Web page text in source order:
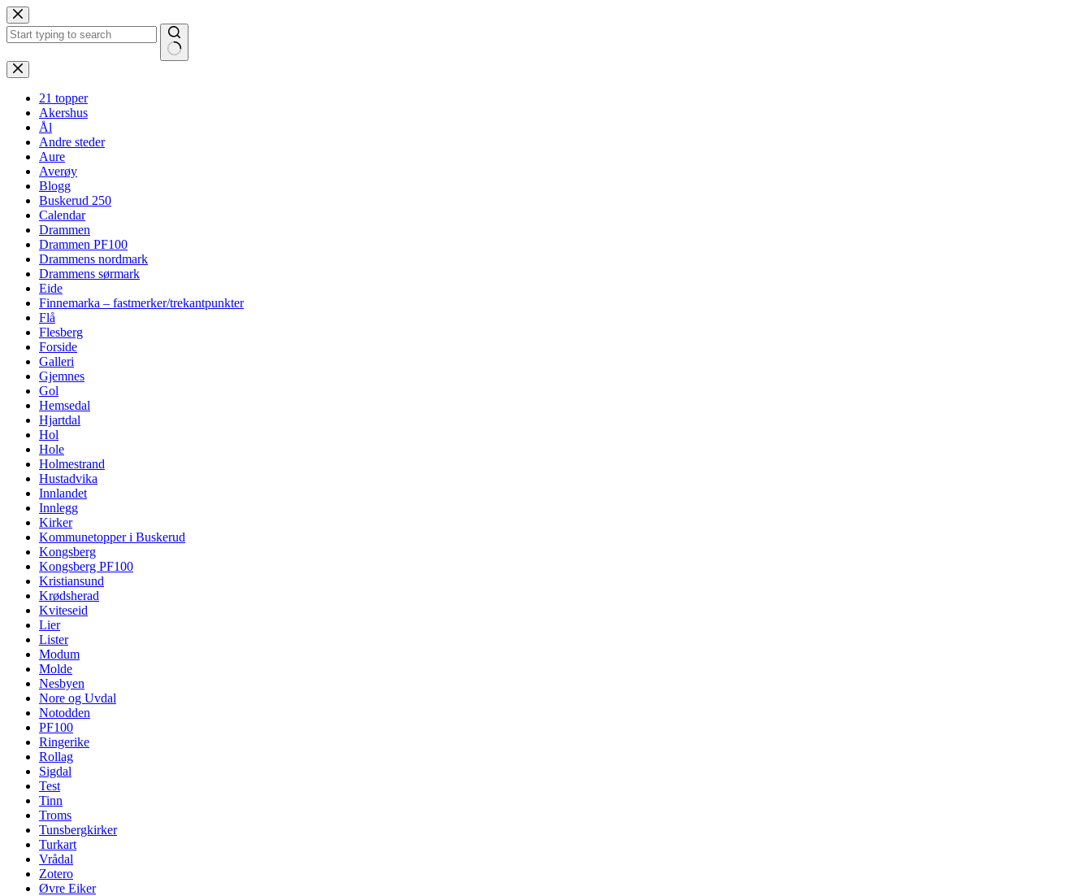
Hopp
til
innholdet
Ingen
resultater
21 topper
Akershus
Ål
Andre steder
Aure
Averøy
Blogg
Buskerud 250
Calendar
Drammen
Drammen PF100
Drammens nordmark
Drammens sørmark
Eide
Finnemarka – fastmerker/trekantpunkter
Flå
Flesberg
Forside
Galleri
Gjemnes
Gol
Hemsedal
Hjartdal
Hol
Hole
Holmestrand
Hustadvika
Innlandet
Innlegg
Kirker
Kommunetopper i Buskerud
Kongsberg
Kongsberg PF100
Kristiansund
Krødsherad
Kviteseid
Lier
Lister
Modum
Molde
Nesbyen
Nore og Uvdal
Notodden
PF100
Ringerike
Rollag
Sigdal
Test
Tinn
Troms
Tunsbergkirker
Turkart
Vrådal
Zotero
Øvre Eiker